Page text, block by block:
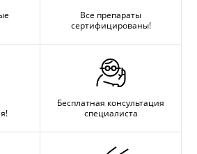
Все препараты
сертифицированы!
Бесплатная консультация
специалиста